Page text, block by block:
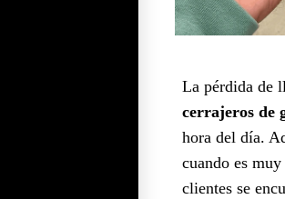
La pérdida de
cerrajeros de
hora del día.
cuando es
clientes se